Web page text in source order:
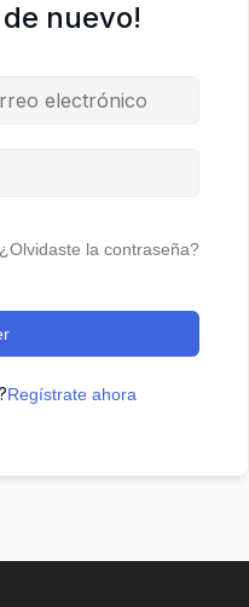
nuevo!
¿Olvidaste la contraseña?
Regístrate ahora